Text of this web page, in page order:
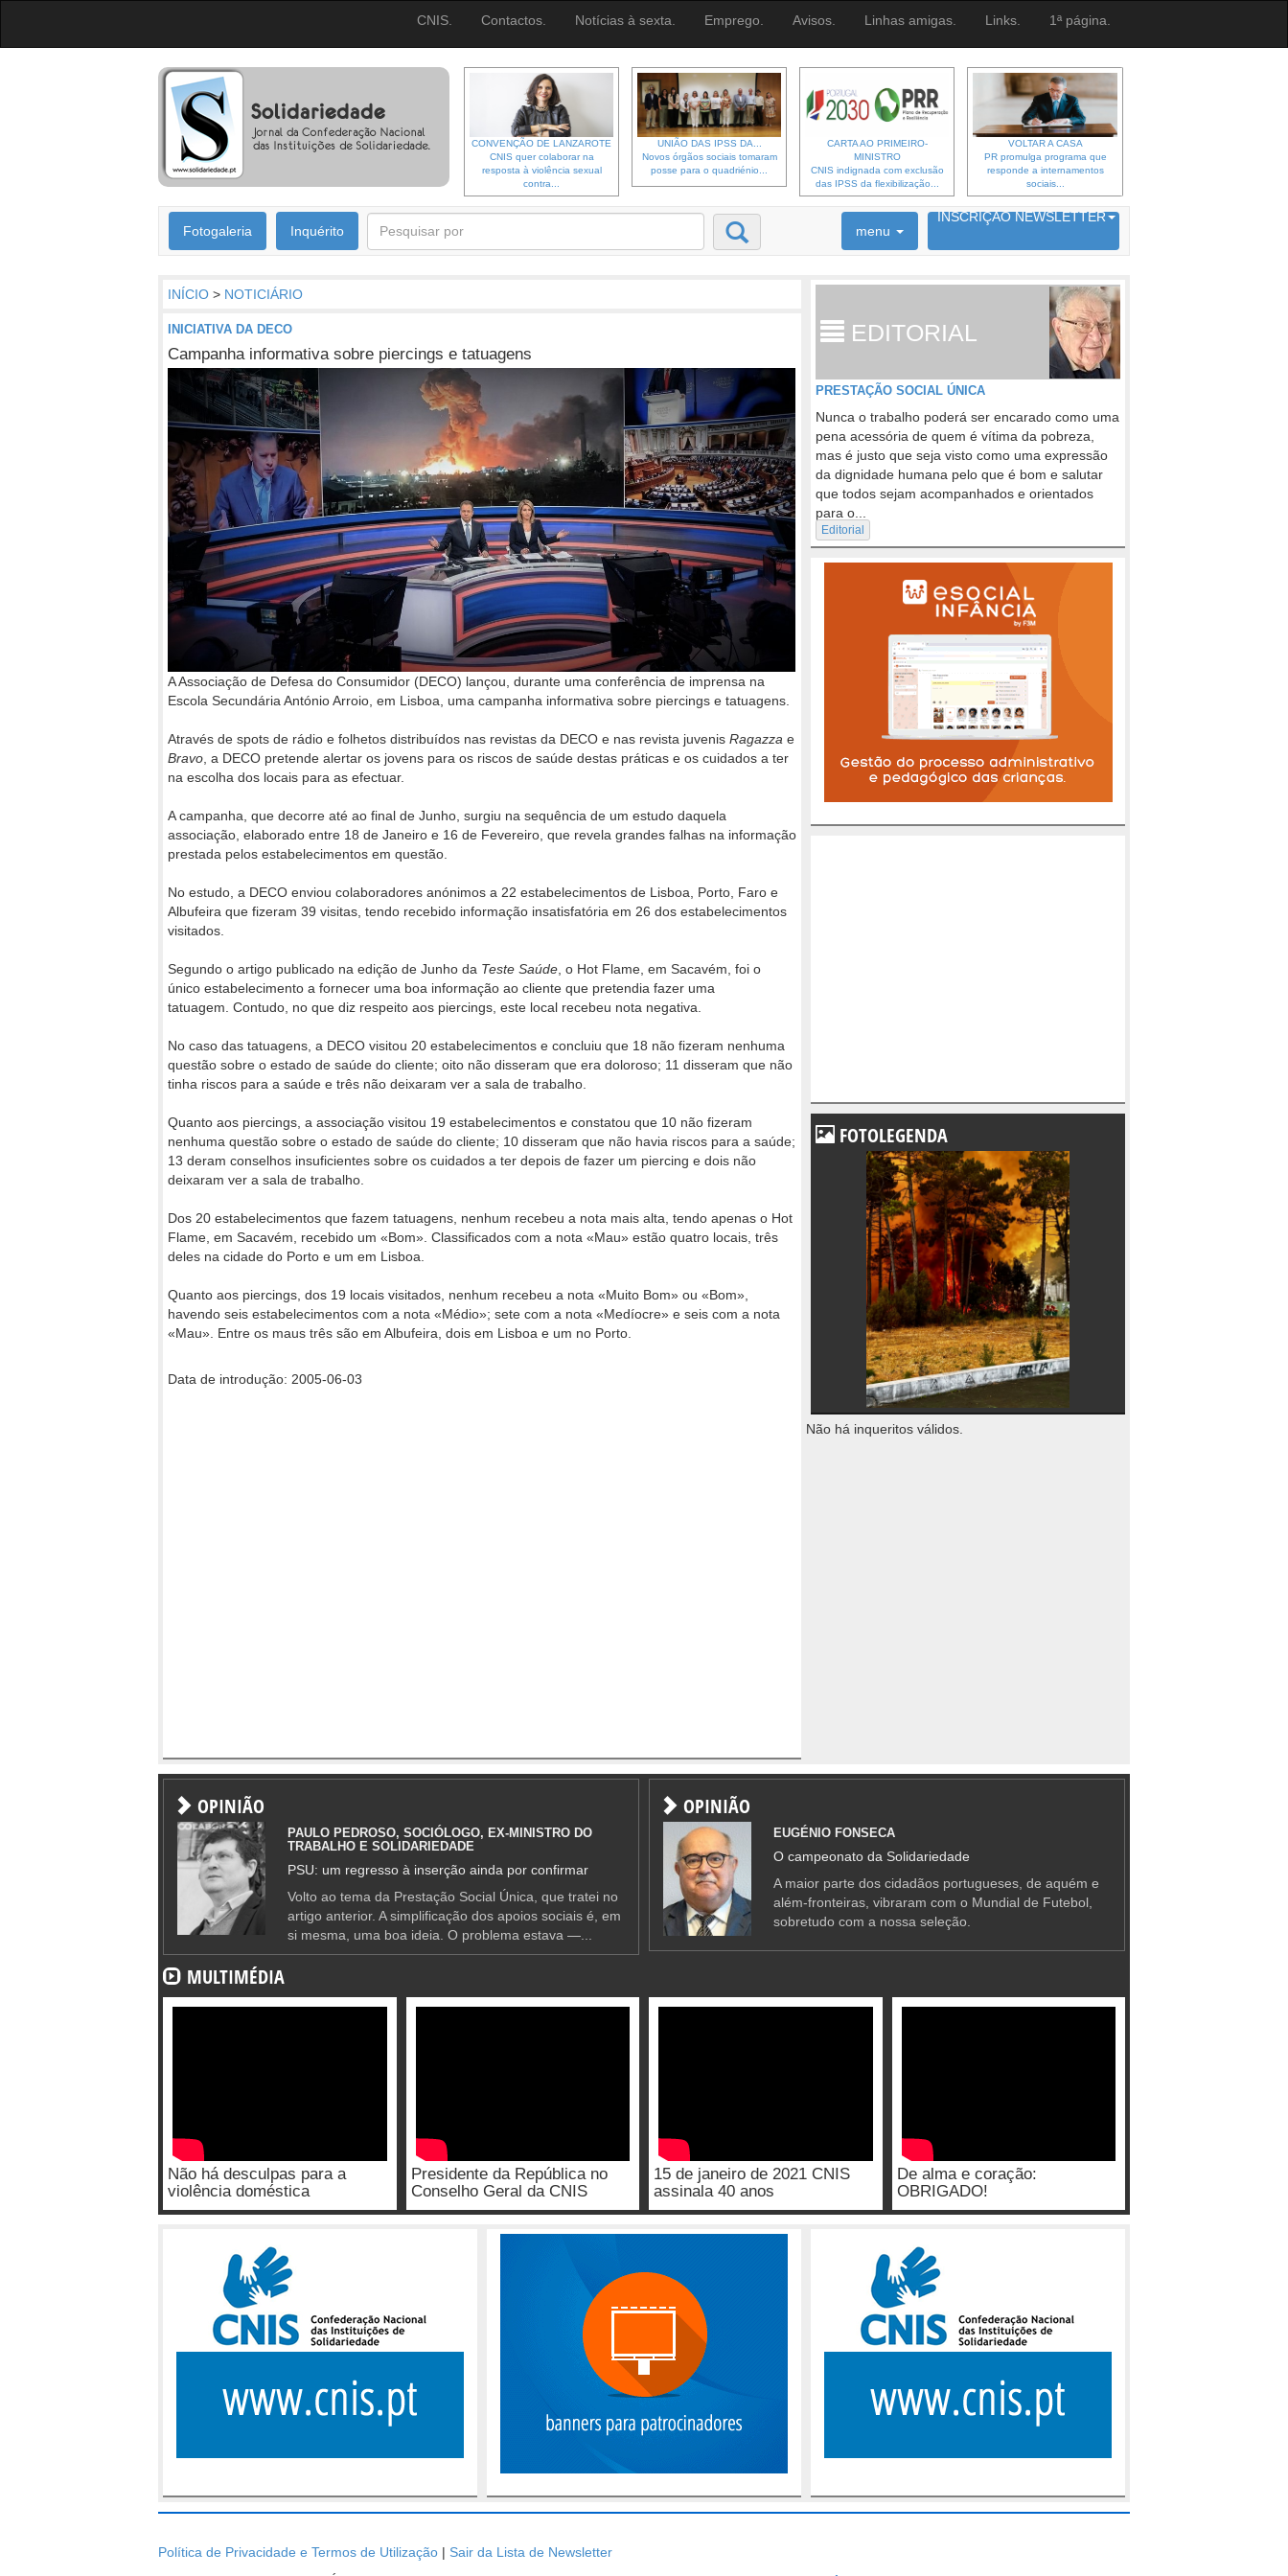
CNIS. Contactos. Notícias à sexta. Emprego. Avisos. Linhas amigas. Links. 1ª página.
CONVENÇÃO DE LANZAROTE
CNIS quer colaborar na
resposta à violência sexual
contra...
UNIÃO DAS IPSS DA...
Novos órgãos sociais tomaram
posse para o quadriénio...
CARTA AO PRIMEIRO-
MINISTRO
CNIS indignada com exclusão
das IPSS da flexibilização...
VOLTAR A CASA
PR promulga programa que
responde a internamentos
sociais...
Fotogaleria Inquérito menu INSCRIÇÃO NEWSLETTER
6692 membros inscritos
INÍCIO > NOTICIÁRIO
INICIATIVA DA DECO
Campanha informativa sobre piercings e tatuagens
A Associação de Defesa do Consumidor (DECO) lançou, durante uma conferência de imprensa na
Escola Secundária António Arroio, em Lisboa, uma campanha informativa sobre piercings e tatuagens.
Através de spots de rádio e folhetos distribuídos nas revistas da DECO e nas revista juvenis Ragazza e
Bravo , a DECO pretende alertar os jovens para os riscos de saúde destas práticas e os cuidados a ter
na escolha dos locais para as efectuar.
A campanha, que decorre até ao final de Junho, surgiu na sequência de um estudo daquela
associação, elaborado entre 18 de Janeiro e 16 de Fevereiro, que revela grandes falhas na informação
prestada pelos estabelecimentos em questão.
No estudo, a DECO enviou colaboradores anónimos a 22 estabelecimentos de Lisboa, Porto, Faro e
Albufeira que fizeram 39 visitas, tendo recebido informação insatisfatória em 26 dos estabelecimentos
visitados.
Segundo o artigo publicado na edição de Junho da Teste Saúde , o Hot Flame, em Sacavém, foi o
único estabelecimento a fornecer uma boa informação ao cliente que pretendia fazer uma
tatuagem. Contudo, no que diz respeito aos piercings, este local recebeu nota negativa.
No caso das tatuagens, a DECO visitou 20 estabelecimentos e concluiu que 18 não fizeram nenhuma
questão sobre o estado de saúde do cliente; oito não disseram que era doloroso; 11 disseram que não
tinha riscos para a saúde e três não deixaram ver a sala de trabalho.
Quanto aos piercings, a associação visitou 19 estabelecimentos e constatou que 10 não fizeram
nenhuma questão sobre o estado de saúde do cliente; 10 disseram que não havia riscos para a saúde;
13 deram conselhos insuficientes sobre os cuidados a ter depois de fazer um piercing e dois não
deixaram ver a sala de trabalho.
Dos 20 estabelecimentos que fazem tatuagens, nenhum recebeu a nota mais alta, tendo apenas o Hot
Flame, em Sacavém, recebido um «Bom». Classificados com a nota «Mau» estão quatro locais, três
deles na cidade do Porto e um em Lisboa.
Quanto aos piercings, dos 19 locais visitados, nenhum recebeu a nota «Muito Bom» ou «Bom»,
havendo seis estabelecimentos com a nota «Médio»; sete com a nota «Medíocre» e seis com a nota
«Mau». Entre os maus três são em Albufeira, dois em Lisboa e um no Porto.
Data de introdução: 2005-06-03
EDITORIAL
PRESTAÇÃO SOCIAL ÚNICA
Nunca o trabalho poderá ser encarado como uma
pena acessória de quem é vítima da pobreza,
mas é justo que seja visto como uma expressão
da dignidade humana pelo que é bom e salutar
que todos sejam acompanhados e orientados
para o...
Editorial
FOTOLEGENDA
Não há inqueritos válidos.
OPINIÃO
PAULO PEDROSO, SOCIÓLOGO, EX-MINISTRO DO
TRABALHO E SOLIDARIEDADE
PSU: um regresso à inserção ainda por confirmar
Volto ao tema da Prestação Social Única, que tratei no
artigo anterior. A simplificação dos apoios sociais é, em
si mesma, uma boa ideia. O problema estava —...
OPINIÃO
EUGÉNIO FONSECA
O campeonato da Solidariedade
A maior parte dos cidadãos portugueses, de aquém e
além-fronteiras, vibraram com o Mundial de Futebol,
sobretudo com a nossa seleção.
MULTIMÉDIA
Não há desculpas para a
violência doméstica
Presidente da República no
Conselho Geral da CNIS
15 de janeiro de 2021 CNIS
assinala 40 anos
De alma e coração:
OBRIGADO!
Política de Privacidade e Termos de Utilização | Sair da Lista de Newsletter